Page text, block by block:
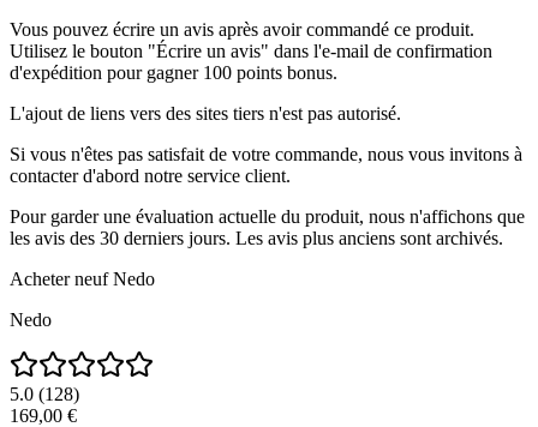
Vous pouvez écrire un avis après avoir commandé ce produit.
Utilisez le bouton "Écrire un avis" dans l'e-mail de confirmation
d'expédition pour gagner 100 points bonus.
L'ajout de liens vers des sites tiers n'est pas autorisé.
Si vous n'êtes pas satisfait de votre commande, nous vous invitons à
contacter d'abord notre service client.
Pour garder une évaluation actuelle du produit, nous n'affichons que
les avis des 30 derniers jours. Les avis plus anciens sont archivés.
Acheter neuf Nedo
Nedo
5.0 (128)
169,00 €